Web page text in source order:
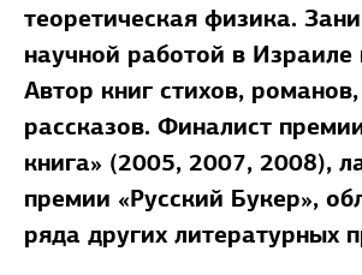
теоретическая физика.
научной работой в
Автор книг стихов,
рассказов. Финалист
книга» (2005, 2007, 2008),
премии «Русский Букер»,
ряда других литературных